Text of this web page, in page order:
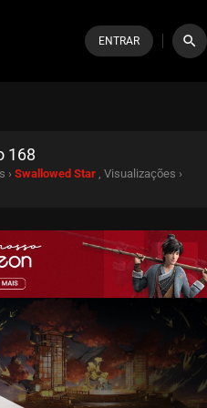
ENTRAR search
168
› Swallowed Star , Visualizações ›